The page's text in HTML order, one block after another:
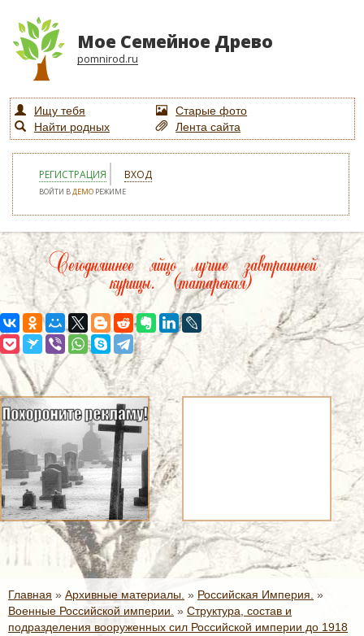
Мое Семейное Древо
pomnirod.ru
Ищу тебя
Старые фото
Найти родных
Лента сайта
РЕГИСТРАЦИЯ ВХОД
ВОЙТИ ВДЕМО РЕЖИМЕ
Сегодняшнее яйцо лучше завтрашней
курицы. (татарская)
Главная » Архивные материалы. » Российская Империя. »
Военные Российской империи. » Структура, состав и
подразделения вооруженных сил Российской империи до 1918